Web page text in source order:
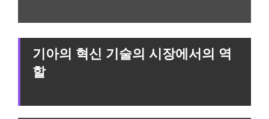
기아의 혁신 기술의 시장에서의 역
할